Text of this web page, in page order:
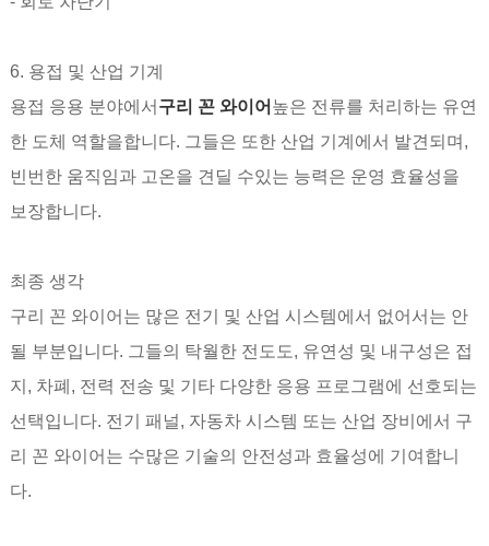
6. 용접 및 산업 기계
용접 응용 분야에서 구리 꼰 와이어 높은 전류를 처리하는 유연
한 도체 역할을합니다. 그들은 또한 산업 기계에서 발견되며,
빈번한 움직임과 고온을 견딜 수있는 능력은 운영 효율성을
보장합니다.
최종 생각
구리 꼰 와이어는 많은 전기 및 산업 시스템에서 없어서는 안
될 부분입니다. 그들의 탁월한 전도도, 유연성 및 내구성은 접
지, 차폐, 전력 전송 및 기타 다양한 응용 프로그램에 선호되는
선택입니다. 전기 패널, 자동차 시스템 또는 산업 장비에서 구
리 꼰 와이어는 수많은 기술의 안전성과 효율성에 기여합니
다.